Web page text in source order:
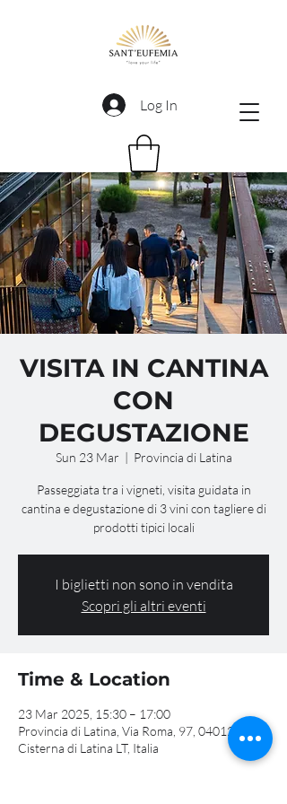
Log In
VISITA IN CANTINA
CON
DEGUSTAZIONE
Sun 23 Mar
  |
Provincia di Latina
Passeggiata tra i vigneti, visita guidata in
cantina e degustazione di 3 vini con tagliere di
prodotti tipici locali
I biglietti non sono in vendita
Scopri gli altri eventi
Time & Location
23 Mar 2025, 15:30 – 17:00
Provincia di Latina, Via Roma, 97, 04012
Cisterna di Latina LT, Italia